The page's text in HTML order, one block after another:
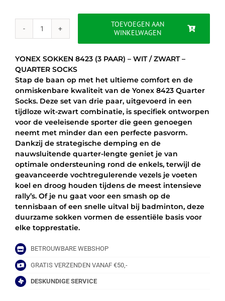
YONEX
PAAR)
ZWART
TOEVOEGEN AAN
WINKELWAGEN
YONEX SOKKEN 8423 (3 PAAR) – WIT / ZWART –
QUARTER SOCKS
Stap de baan op met het ultieme comfort en de
onmiskenbare kwaliteit van de Yonex 8423 Quarter
Socks. Deze set van drie paar, uitgevoerd in een
tijdloze wit-zwart combinatie, is specifiek ontworpen
voor de veeleisende sporter die geen genoegen
neemt met minder dan een perfecte pasvorm.
Dankzij de strategische demping en de
nauwsluitende quarter-lengte geniet je van
optimale ondersteuning rond de enkels, terwijl de
geavanceerde vochtregulerende vezels je voeten
koel en droog houden tijdens de meest intensieve
rally’s. Of je nu gaat voor een smash op de
tennisbaan of een snelle uitval bij badminton, deze
duurzame sokken vormen de essentiële basis voor
elke topprestatie.
BETROUWBARE WEBSHOP
GRATIS VERZENDEN VANAF €50,-
DESKUNDIGE SERVICE